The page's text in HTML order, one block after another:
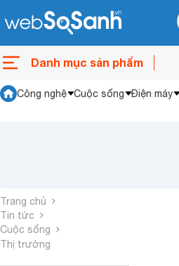
Danh mục sản phẩm
Công nghệ Cuộc sống Điện máy
Trang chủ
Tin tức
Cuộc sống
Thị trường